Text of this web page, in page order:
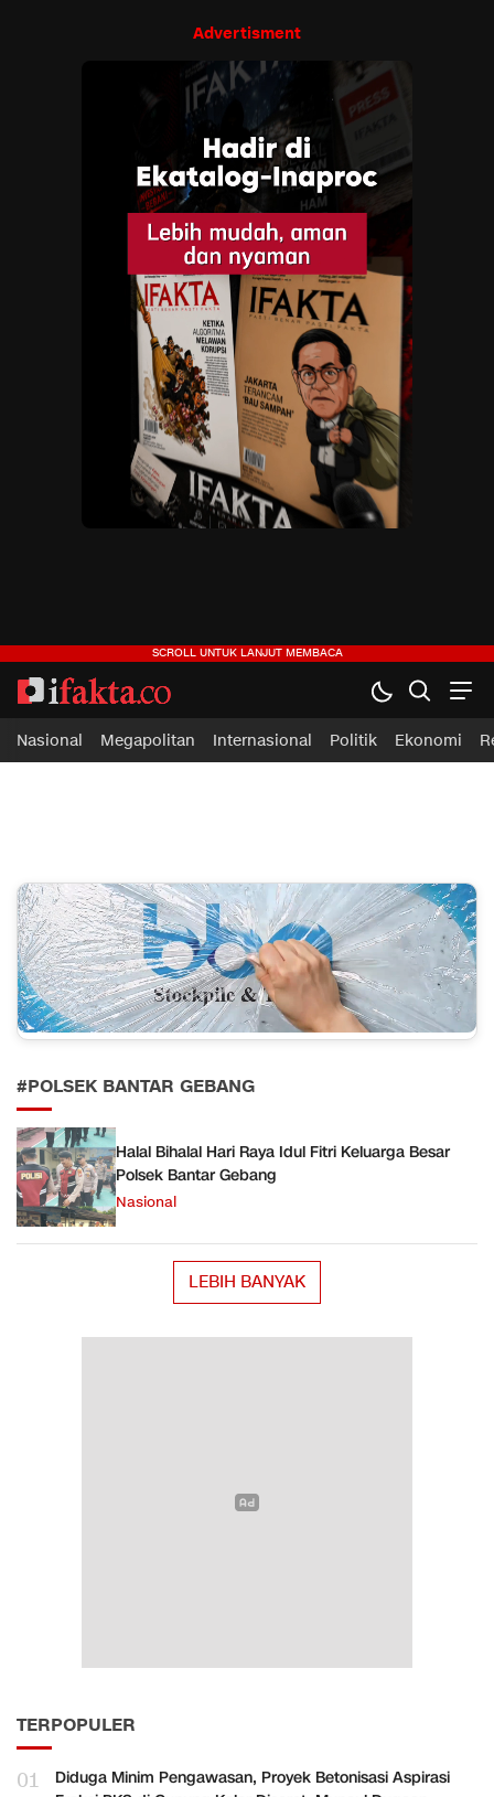
Advertisment
ifakta.co
#pastibenar
Nasional Megapolitan Internasional Politik Ekonomi
#POLSEK BANTAR GEBANG
Halal Bihalal Hari Raya Idul Fitri Keluarga Besar
Polsek Bantar Gebang
Nasional
LEBIH BANYAK
TERPOPULER
01
Diduga Minim Pengawasan, Proyek Betonisasi Aspirasi